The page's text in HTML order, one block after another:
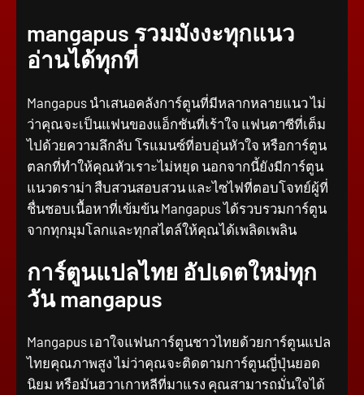
mangapus รวมมังงะทุกแนว
อ่านได้ทุกที่
Mangapus นำเสนอคลังการ์ตูนที่มีหลากหลายแนว ไม่
ว่าคุณจะเป็นแฟนของแอ็กชันที่เร้าใจ แฟนตาซีที่เต็ม
ไปด้วยความลึกลับ โรแมนซ์ที่อบอุ่นหัวใจ หรือการ์ตูน
ตลกที่ทำให้คุณหัวเราะไม่หยุด นอกจากนี้ยังมีการ์ตูน
แนวดราม่า สืบสวนสอบสวน และไซไฟที่ตอบโจทย์ผู้ที่
ชื่นชอบเนื้อหาที่เข้มข้น Mangapus ได้รวบรวมการ์ตูน
จากทุกมุมโลกและทุกสไตล์ให้คุณได้เพลิดเพลิน
การ์ตูนแปลไทย อัปเดตใหม่ทุก
วัน mangapus
Mangapus เอาใจแฟนการ์ตูนชาวไทยด้วยการ์ตูนแปล
ไทยคุณภาพสูง ไม่ว่าคุณจะติดตามการ์ตูนญี่ปุ่นยอด
นิยม หรือมันฮวาเกาหลีที่มาแรง คุณสามารถมั่นใจได้